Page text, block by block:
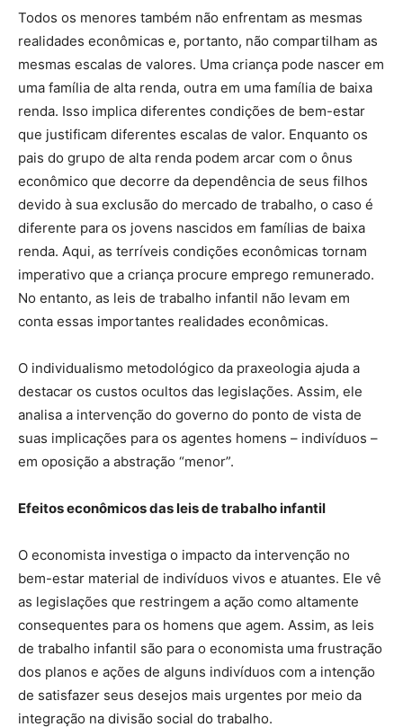
Todos os menores também não enfrentam as mesmas
realidades econômicas e, portanto, não compartilham as
mesmas escalas de valores. Uma criança pode nascer em
uma família de alta renda, outra em uma família de baixa
renda. Isso implica diferentes condições de bem-estar
que justificam diferentes escalas de valor. Enquanto os
pais do grupo de alta renda podem arcar com o ônus
econômico que decorre da dependência de seus filhos
devido à sua exclusão do mercado de trabalho, o caso é
diferente para os jovens nascidos em famílias de baixa
renda. Aqui, as terríveis condições econômicas tornam
imperativo que a criança procure emprego remunerado.
No entanto, as leis de trabalho infantil não levam em
conta essas importantes realidades econômicas.
O individualismo metodológico da praxeologia ajuda a
destacar os custos ocultos das legislações. Assim, ele
analisa a intervenção do governo do ponto de vista de
suas implicações para os agentes homens – indivíduos –
em oposição a abstração “menor”.
Efeitos econômicos das leis de trabalho infantil
O economista investiga o impacto da intervenção no
bem-estar material de indivíduos vivos e atuantes. Ele vê
as legislações que restringem a ação como altamente
consequentes para os homens que agem. Assim, as leis
de trabalho infantil são para o economista uma frustração
dos planos e ações de alguns indivíduos com a intenção
de satisfazer seus desejos mais urgentes por meio da
integração na divisão social do trabalho.